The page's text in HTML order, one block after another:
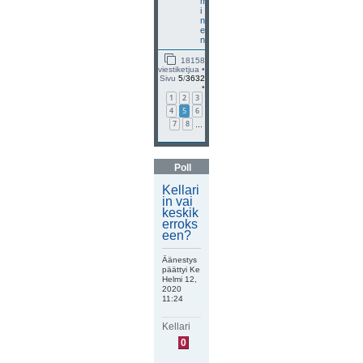
i
n
e
n
18158
viestiketjua •
Sivu 5/3632
•
1 2
3
4
5
6
7
8
Poll
Kellari
in vai
keskik
erroks
een?
Äänestys
päättyi Ke
Helmi 12,
2020
11:24
Kellari
0